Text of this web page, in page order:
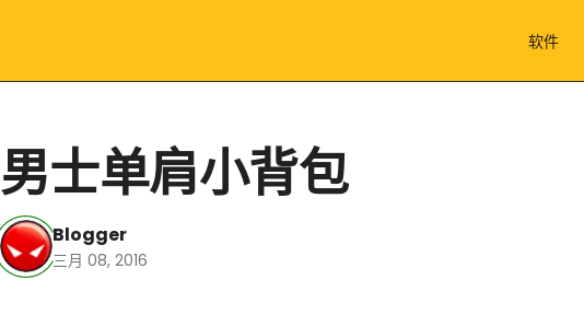
软件
男士单肩小背包
Blogger
三月 08, 2016